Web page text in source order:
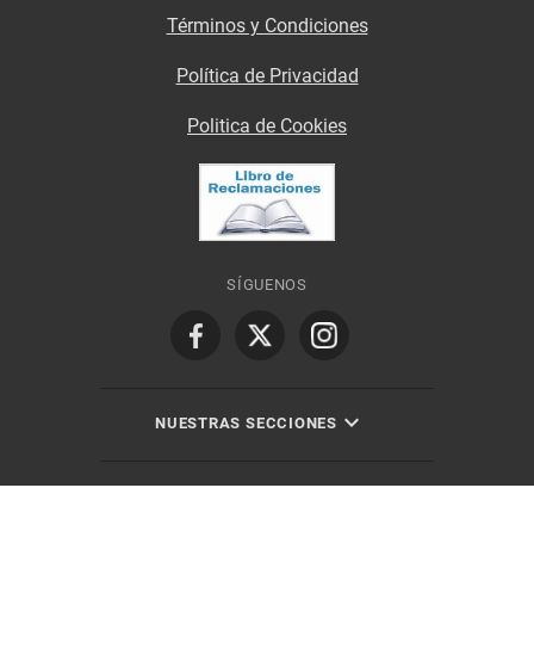
Términos y Condiciones
Política de Privacidad
Politica de Cookies
SÍGUENOS
NUESTRAS SECCIONES